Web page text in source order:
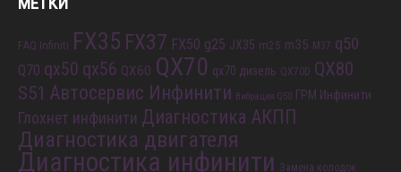
FAQ Infiniti FX35 FX37 FX50 g25 JX35 m25 m35 M37 q50
Q70 qx50 qx56 QX60 QX70 qx70 дизель QX70D QX80
S51 Автосервис Инфинити Вибрация Q50 ГРМ Инфинити
Глохнет инфинити Диагностика АКПП
Диагностика двигателя
Диагностика инфинити Замена колодок